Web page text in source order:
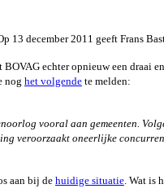
13 december 2011 geeft Frans
BOVAG echter opnieuw een draai
nog het volgende te melden:
vooral aan gemeenten.
veroorzaakt oneerlijke
aan bij de huidige situatie. Wat is